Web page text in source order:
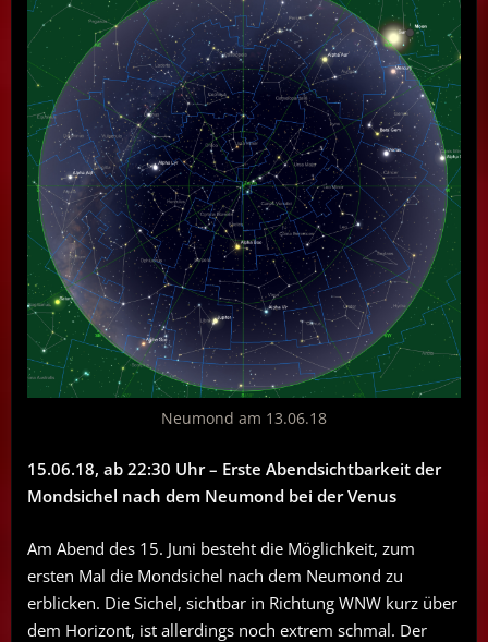
Neumond am 13.06.18
15.06.18, ab 22:30 Uhr – Erste Abendsichtbarkeit der
Mondsichel nach dem Neumond bei der Venus
Am Abend des 15. Juni besteht die Möglichkeit, zum
ersten Mal die Mondsichel nach dem Neumond zu
erblicken. Die Sichel, sichtbar in Richtung WNW kurz über
dem Horizont, ist allerdings noch extrem schmal. Der